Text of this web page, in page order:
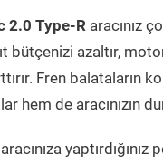
2.0 Type-R aracınız
bütçenizi azaltır,
Fren balataların
hem de aracınızın